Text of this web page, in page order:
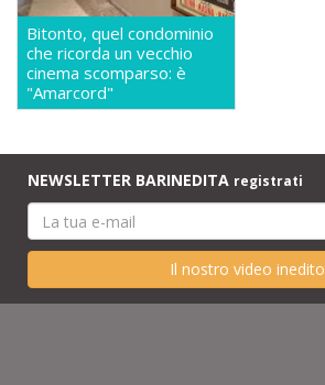
Bitonto, quel condominio
che ricorda un vecchio
cinema scomparso: è
"Amarcord"
NEWSLETTER BARINEDITA registrati
Il nostro video inedito